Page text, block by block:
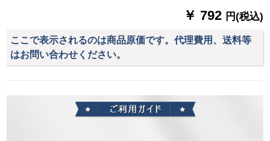
￥ 792 円(税込)
ここで表示されるのは商品原価です。代理費用、送料等
はお問い合わせください。